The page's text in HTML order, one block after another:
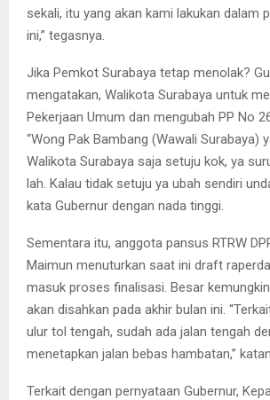
sekali, itu yang akan kami lakukan dalam
ini,” tegasnya.
Jika Pemkot Surabaya tetap menolak?
mengatakan, Walikota Surabaya untuk
Pekerjaan Umum dan mengubah PP No
“Wong Pak Bambang (Wawali Surabaya)
Walikota Surabaya saja setuju kok, ya
lah. Kalau tidak setuju ya ubah sendiri
kata Gubernur dengan nada tinggi.
Sementara itu, anggota pansus RTRW
Maimun menuturkan saat ini draft
masuk proses finalisasi. Besar
akan disahkan pada akhir bulan ini.
ulur tol tengah, sudah ada jalan tengah
menetapkan jalan bebas hambatan,”
Terkait dengan pernyataan Gubernur,